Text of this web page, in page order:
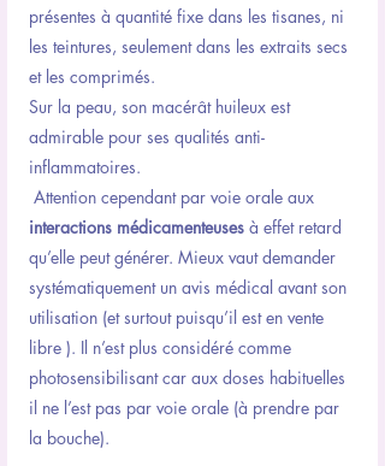
présentes à quantité fixe dans les tisanes, ni
les teintures, seulement dans les extraits secs
et les comprimés.
Sur la peau, son macérât huileux est
admirable pour ses qualités anti-
inflammatoires.
Attention cependant par voie orale aux
interactions médicamenteuses à effet retard
qu’elle peut générer. Mieux vaut demander
systématiquement un avis médical avant son
utilisation (et surtout puisqu’il est en vente
libre ). Il n’est plus considéré comme
photosensibilisant car aux doses habituelles
il ne l’est pas par voie orale (à prendre par
la bouche).